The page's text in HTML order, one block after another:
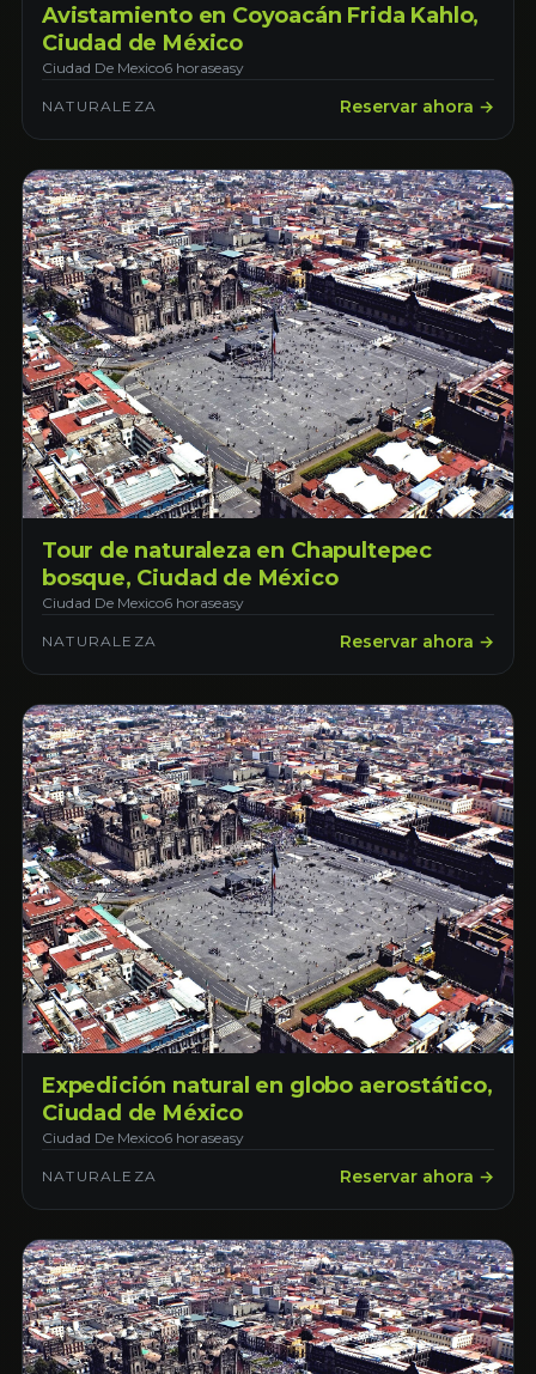
Avistamiento en Coyoacán Frida Kahlo,
Ciudad de México
Ciudad De Mexico6 horaseasy
NATURALEZA Reservar ahora →
Tour de naturaleza en Chapultepec
bosque, Ciudad de México
Ciudad De Mexico6 horaseasy
NATURALEZA Reservar ahora →
Expedición natural en globo aerostático,
Ciudad de México
Ciudad De Mexico6 horaseasy
NATURALEZA Reservar ahora →